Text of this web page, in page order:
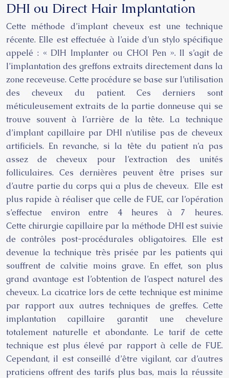
DHI ou Direct Hair Implantation
Cette méthode d’implant cheveuxest une technique
récente. Elle est effectuée à l’aide d’un stylo spécifique
appelé : « DIH Implanter ou CHOI Pen ». Il s’agit de
l’implantation des greffons extraits directement dans la
zone receveuse. Cette procédure se base sur l’utilisation
des cheveux du patient. Ces derniers sont
méticuleusement extraits de la partie donneuse qui se
trouve souvent à l’arrière de la tête. La technique
d’implant capillaire par DHI n’utilise pas de cheveux
artificiels. En revanche, si la tête du patient n’a pas
assez de cheveux pour l’extraction des unités
folliculaires. Ces dernières peuvent être prises sur
d’autre partie du corps qui a plus de cheveux. Elle est
plus rapide à réaliser que celle de FUE, car l’opération
s’effectue environ entre 4 heures à 7 heures.
Cette chirurgie capillaire par la méthode DHI est suivie
de contrôles post-procédurales obligatoires. Elle est
devenue la technique très prisée par les patients qui
souffrent de calvitie moins grave. En effet, son plus
grand avantage est l’obtention de l’aspect naturel des
cheveux. La cicatrice lors de cette technique est minime
par rapport aux autres techniques de greffes. Cette
implantation capillaire garantit une chevelure
totalement naturelle et abondante. Le tarif de cette
technique est plus élevé par rapport à celle de FUE.
Cependant, il est conseillé d’être vigilant, car d’autres
praticiens offrent des tarifs plus bas, mais la réussite